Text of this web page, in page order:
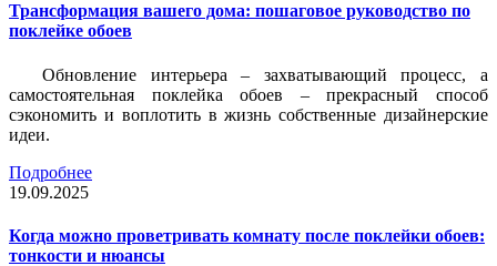
Трансформация вашего дома: пошаговое руководство по
поклейке обоев
Обновление интерьера – захватывающий процесс, а
самостоятельная поклейка обоев – прекрасный способ
сэкономить и воплотить в жизнь собственные дизайнерские
идеи.
Подробнее
19.09.2025
Когда можно проветривать комнату после поклейки обоев:
тонкости и нюансы